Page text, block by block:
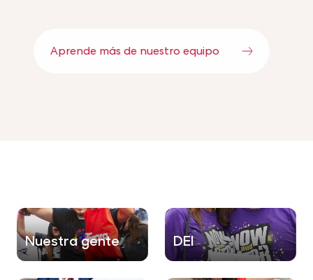
Aprende más de nuestro equipo
Nuestra gente DEI